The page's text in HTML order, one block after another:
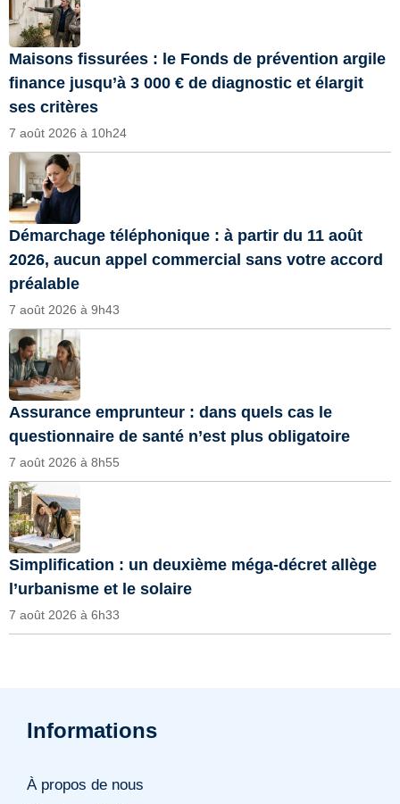
Maisons fissurées : le Fonds de prévention argile
finance jusqu’à 3 000 € de diagnostic et élargit
ses critères
7 août 2026 à 10h24
Démarchage téléphonique : à partir du 11 août
2026, aucun appel commercial sans votre accord
préalable
7 août 2026 à 9h43
Assurance emprunteur : dans quels cas le
questionnaire de santé n’est plus obligatoire
7 août 2026 à 8h55
Simplification : un deuxième méga-décret allège
l’urbanisme et le solaire
7 août 2026 à 6h33
Informations
À propos de nous